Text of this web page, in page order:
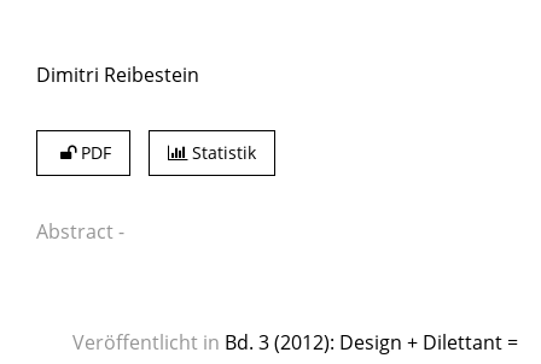
Dimitri Reibestein
PDF Statistik
Abstract-
Veröffentlicht in Bd. 3 (2012): Design + Dilettant =